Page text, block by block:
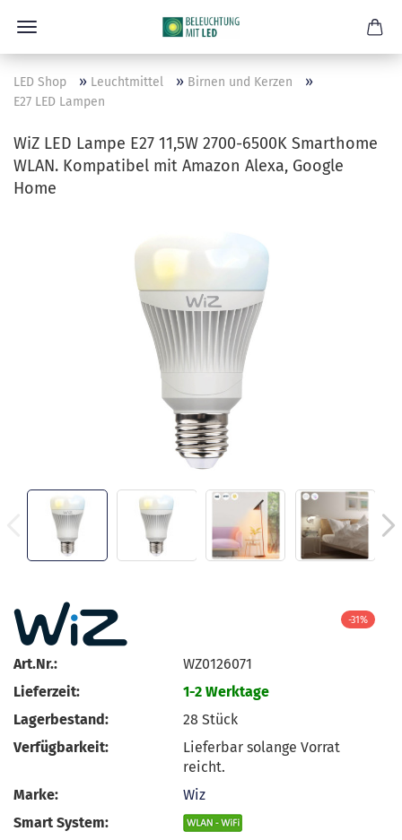
LED Shop » Leuchtmittel » Birnen und Kerzen »
E27 LED Lampen
WiZ LED Lampe E27 11,5W 2700-6500K Smarthome
WLAN. Kompatibel mit Amazon Alexa, Google
Home
Art.Nr.:
WZ0126071
Lieferzeit:
1-2 Werktage
Lagerbestand:
28Stück
Verfügbarkeit:
Lieferbar solange Vorrat
reicht.
Marke:
Wiz
Smart System:
-31%